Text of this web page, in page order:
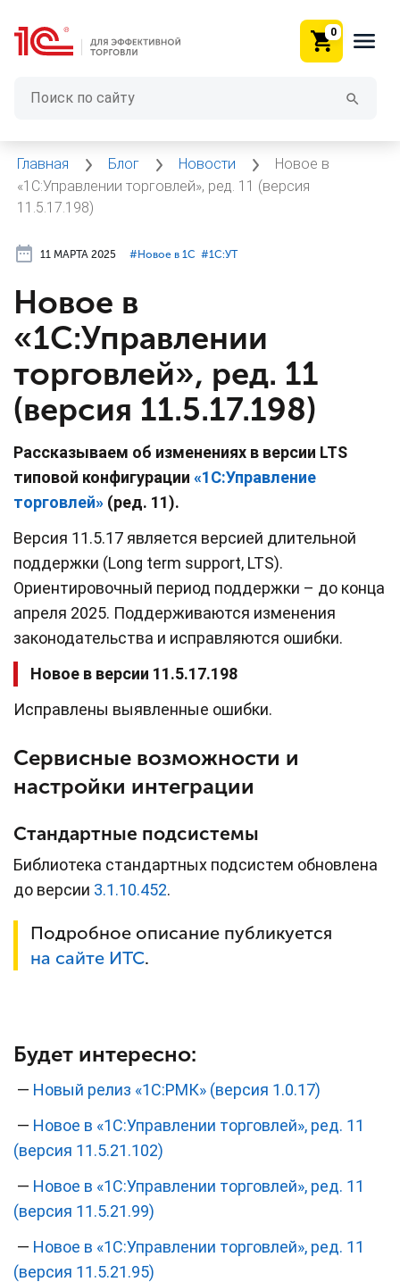
0
Главная Блог Новости
Новое в
«1С:Управлении торговлей», ред. 11 (версия
11.5.17.198)
11 МАРТА 2025 #⁣Новое в 1С #⁣1С:УТ
Новое в
«1С:Управлении
торговлей», ред. 11
(версия 11.5.17.198)
Рассказываем об изменениях в версии LTS
типовой конфигурации «1С:Управление
торговлей» (ред. 11).
Версия 11.5.17 является версией длительной
поддержки (Long term support, LTS).
Ориентировочный период поддержки – до конца
апреля 2025. Поддерживаются изменения
законодательства и исправляются ошибки.
Новое в версии 11.5.17.198
Исправлены выявленные ошибки.
Сервисные возможности и
настройки интеграции
Стандартные подсистемы
Библиотека стандартных подсистем обновлена
до версии 3.1.10.452.
Подробное описание публикуется
на сайте ИТС.
Будет интересно:
— Новый релиз «1С:РМК» (версия 1.0.17)
— Новое в «1С:Управлении торговлей», ред. 11
(версия 11.5.21.102)
— Новое в «1С:Управлении торговлей», ред. 11
(версия 11.5.21.99)
— Новое в «1С:Управлении торговлей», ред. 11
(версия 11.5.21.95)